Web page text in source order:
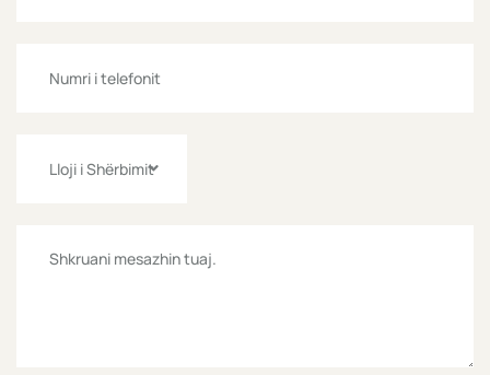
Lloji i Shërbimit